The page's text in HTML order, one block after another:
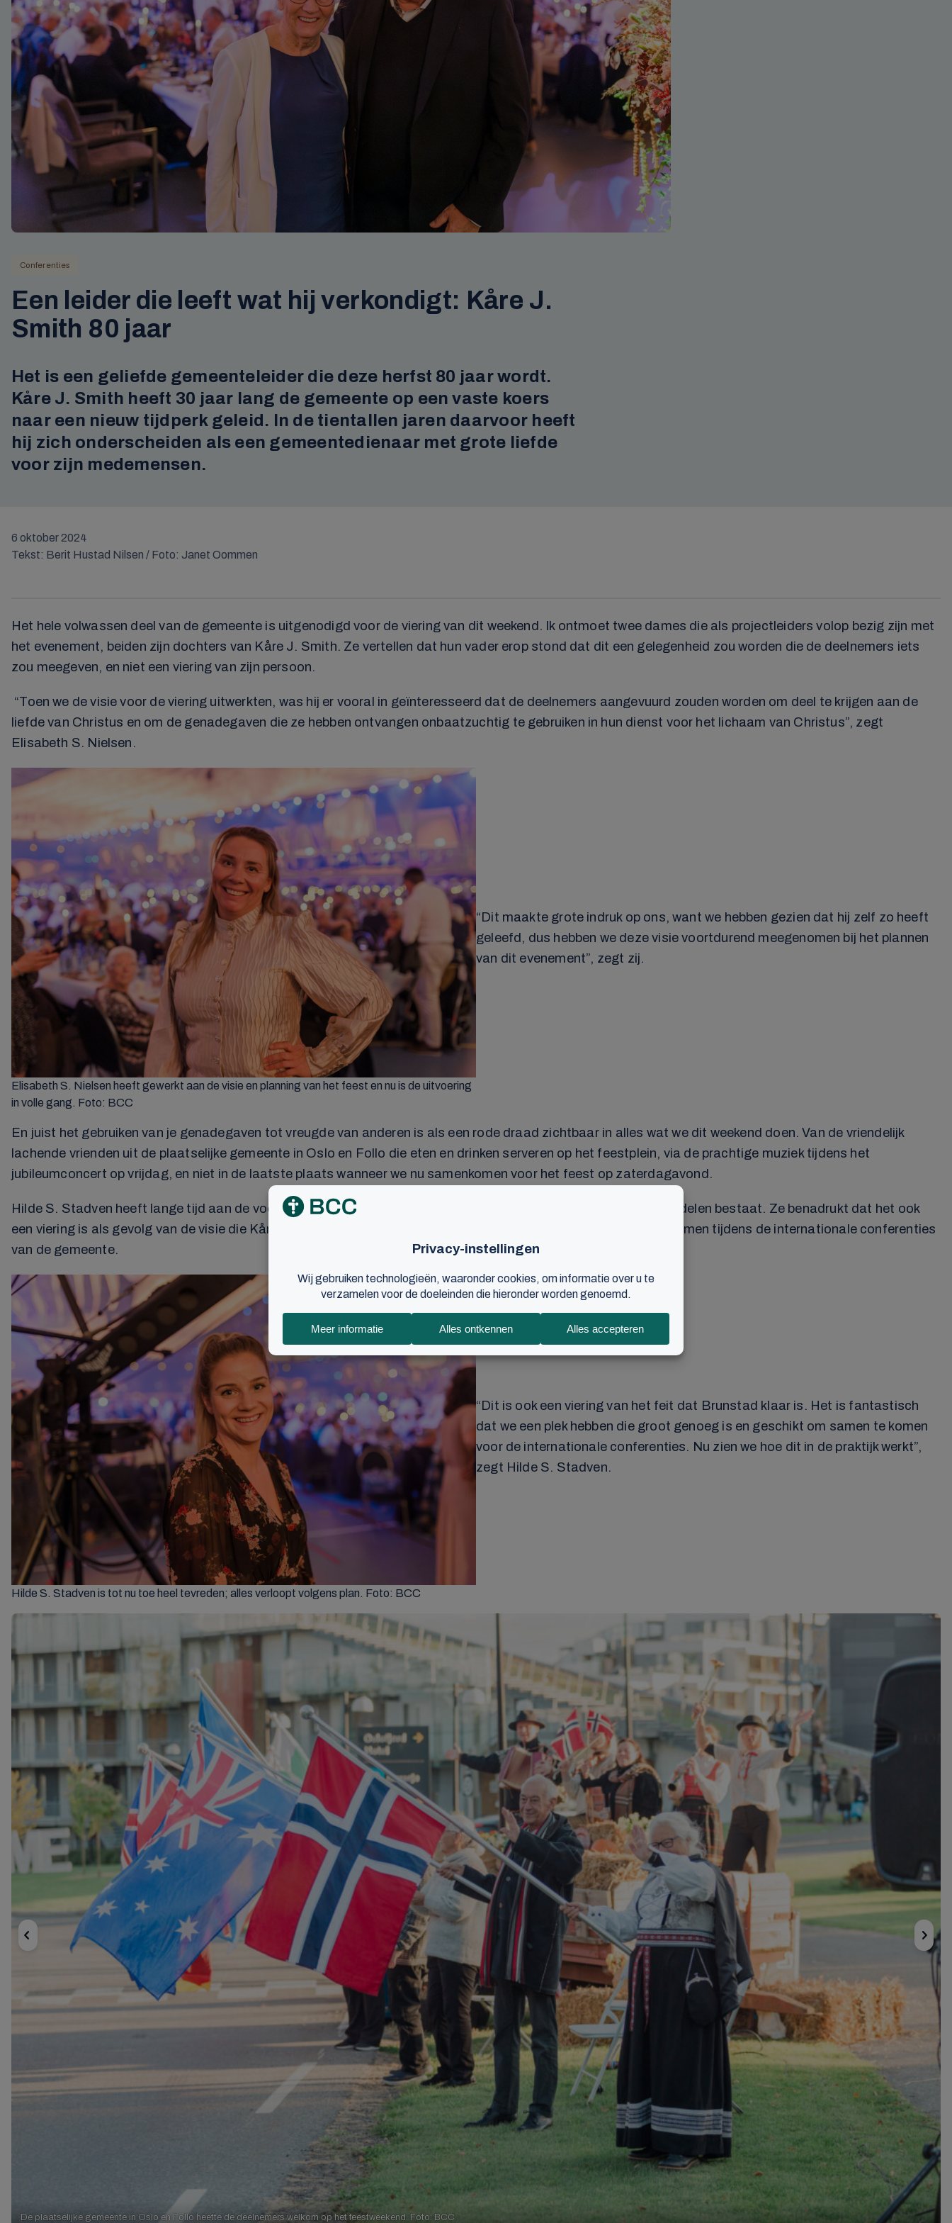
Conferenties
Een leider die leeft wat hij verkondigt: Kåre J.
Smith 80 jaar
Het is een geliefde gemeenteleider die deze herfst 80 jaar wordt.
Kåre J. Smith heeft 30 jaar lang de gemeente op een vaste koers
naar een nieuw tijdperk geleid. In de tientallen jaren daarvoor heeft
hij zich onderscheiden als een gemeentedienaar met grote liefde
voor zijn medemensen.
6 oktober 2024
Tekst: Berit Hustad Nilsen / Foto: Janet Oommen
Het hele volwassen deel van de gemeente is uitgenodigd voor de viering van dit weekend. Ik ontmoet twee dames die als projectleiders volop bezig zijn met
het evenement, beiden zijn dochters van Kåre J. Smith. Ze vertellen dat hun vader erop stond dat dit een gelegenheid zou worden die de deelnemers iets
zou meegeven, en niet een viering van zijn persoon.
“Toen we de visie voor de viering uitwerkten, was hij er vooral in geïnteresseerd dat de deelnemers aangevuurd zouden worden om deel te krijgen aan de
liefde van Christus en om de genadegaven die ze hebben ontvangen onbaatzuchtig te gebruiken in hun dienst voor het lichaam van Christus”, zegt
Elisabeth S. Nielsen.
Elisabeth S. Nielsen heeft gewerkt aan de visie en planning van het feest en nu is de uitvoering
in volle gang. Foto: BCC
“Dit maakte grote indruk op ons, want we hebben gezien dat hij zelf zo heeft
geleefd, dus hebben we deze visie voortdurend meegenomen bij het plannen
van dit evenement”, zegt zij.
En juist het gebruiken van je genadegaven tot vreugde van anderen is als een rode draad zichtbaar in alles wat we dit weekend doen. Van de vriendelijk
lachende vrienden uit de plaatselijke gemeente in Oslo en Follo die eten en drinken serveren op het feestplein, via de prachtige muziek tijdens het
jubileumconcert op vrijdag, en niet in de laatste plaats wanneer we nu samenkomen voor het feest op zaterdagavond.
Hilde S. Stadven heeft lange tijd aan de voorbereidingen gewerkt en vertelt dat de viering uit verschillende onderdelen bestaat. Ze benadrukt dat het ook
een viering is als gevolg van de visie die Kåre J. Smith had, dat mensen van over de hele wereld samen kunnen komen tijdens de internationale conferenties
van de gemeente.
Hilde S. Stadven is tot nu toe heel tevreden; alles verloopt volgens plan. Foto: BCC
“Dit is ook een viering van het feit dat Brunstad klaar is. Het is fantastisch
dat we een plek hebben die groot genoeg is en geschikt om samen te komen
voor de internationale conferenties. Nu zien we hoe dit in de praktijk werkt”,
zegt Hilde S. Stadven.
De plaatselijke gemeente in Oslo en Follo heette de deelnemers welkom op het feestweekend. Foto: BCC